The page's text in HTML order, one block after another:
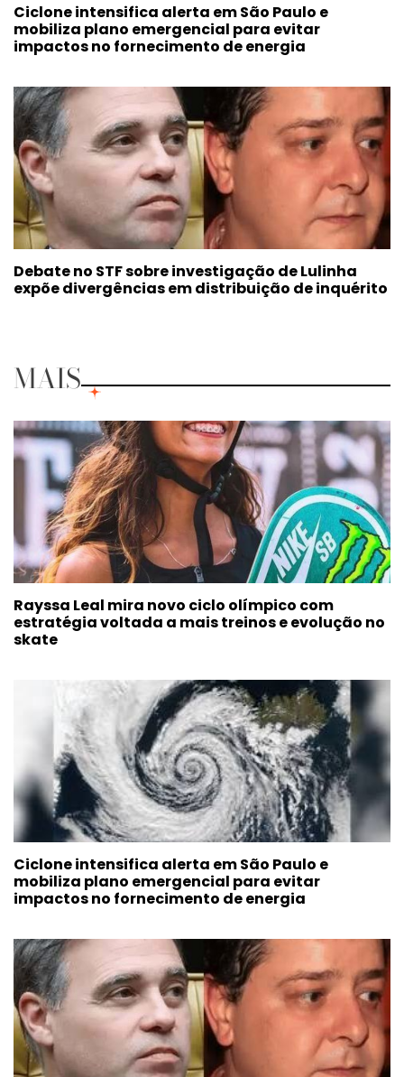
Ciclone intensifica alerta em São Paulo e
mobiliza plano emergencial para evitar
impactos no fornecimento de energia
Debate no STF sobre investigação de Lulinha
expõe divergências em distribuição de inquérito
MAIS
Rayssa Leal mira novo ciclo olímpico com
estratégia voltada a mais treinos e evolução no
skate
Ciclone intensifica alerta em São Paulo e
mobiliza plano emergencial para evitar
impactos no fornecimento de energia